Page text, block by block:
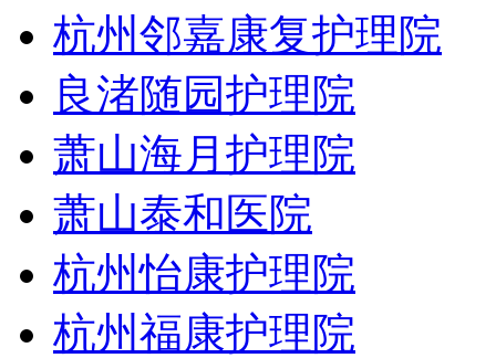
杭州邻嘉康复护理院
良渚随园护理院
萧山海月护理院
萧山泰和医院
杭州怡康护理院
杭州福康护理院